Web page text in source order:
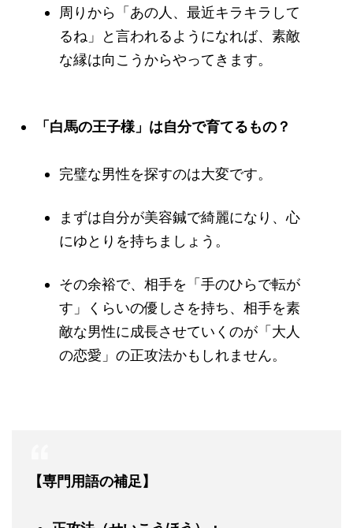
周りから「あの人、最近キラキラして
るね」と言われるようになれば、素敵
な縁は向こうからやってきます。
「白馬の王子様」は自分で育てるもの？
完璧な男性を探すのは大変です。
まずは自分が美容鍼で綺麗になり、心
にゆとりを持ちましょう。
その余裕で、相手を「手のひらで転が
す」くらいの優しさを持ち、相手を素
敵な男性に成長させていくのが「大人
の恋愛」の正攻法かもしれません。
【専門用語の補足】